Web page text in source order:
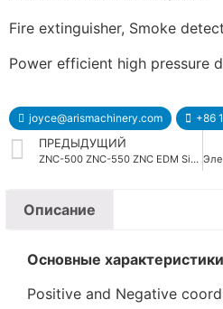
Fire extinguisher, Smoke
Power efficient high pressure
joyce@arismachinery.com
+86
ПРЕДЫДУЩИЙ
ZNC-500 ZNC-550 ZNC EDM Sinker
Описание
Основные
Positive and Negative